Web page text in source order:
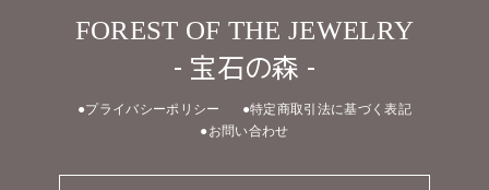
FOREST OF THE JEWELRY
- 宝石の森 -
●プライバシーポリシー
●特定商取引法に基づく表記
●お問い合わせ